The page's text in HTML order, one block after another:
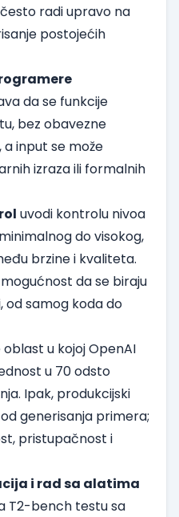
radi upravo na
postojećih
da se funkcije
bez obavezne
input se može
izraza ili formalnih
uvodi kontrolu nivoa
do visokog,
brzine i kvaliteta.
da se biraju
od samog koda do
oblast u kojoj OpenAI
u 70 odsto
Ipak, produkcijski
generisanja primera;
pristupačnost i
i rad sa alatima
T2-bench testu sa